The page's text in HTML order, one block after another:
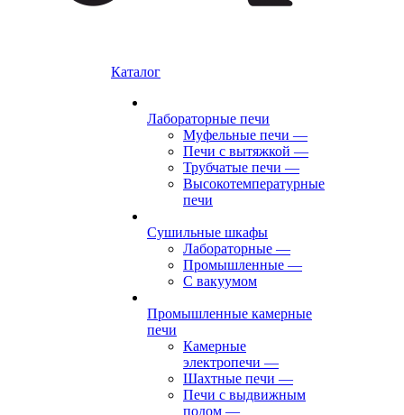
Каталог
Лабораторные печи
Муфельные печи —
Печи с вытяжкой —
Трубчатые печи —
Высокотемпературные
печи
Сушильные шкафы
Лабораторные —
Промышленные —
С вакуумом
Промышленные камерные
печи
Камерные
электропечи —
Шахтные печи —
Печи с выдвижным
подом —